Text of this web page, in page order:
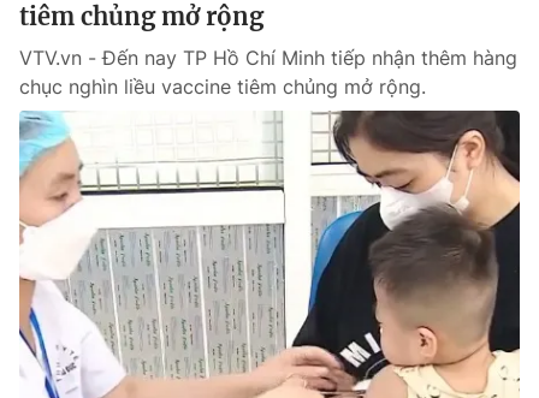
Tổng đài VTV:024.38 355 931 - 024.38 355 932
Ðiện thoại Thời báo VTV:
024.66 897 897
Email: toasoan@vtv.vn
Liên hệ quảng cáo:
024-7300.7108
tiêm chủng mở rộng
VTV.vn - Đến nay TP Hồ Chí Minh tiếp nhận thêm hàng
chục nghìn liều vaccine tiêm chủng mở rộng.